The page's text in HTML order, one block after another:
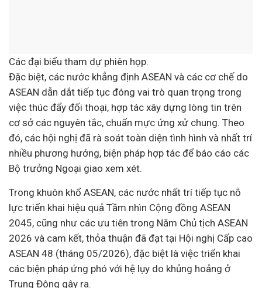
Các đại biểu tham dự phiên họp.
Đặc biệt, các nước khẳng định ASEAN và các cơ chế do
ASEAN dẫn dắt tiếp tục đóng vai trò quan trọng trong
việc thúc đẩy đối thoại, hợp tác xây dựng lòng tin trên
cơ sở các nguyên tắc, chuẩn mực ứng xử chung. Theo
đó, các hội nghị đã rà soát toàn diện tình hình và nhất trí
nhiều phương hướng, biện pháp hợp tác để báo cáo các
Bộ trưởng Ngoại giao xem xét.
Trong khuôn khổ ASEAN, các nước nhất trí tiếp tục nỗ
lực triển khai hiệu quả Tầm nhìn Cộng đồng ASEAN
2045, cũng như các ưu tiên trong Năm Chủ tịch ASEAN
2026 và cam kết, thỏa thuận đã đạt tại Hội nghị Cấp cao
ASEAN 48 (tháng 05/2026), đặc biệt là việc triển khai
các biện pháp ứng phó với hệ lụy do khủng hoảng ở
Trung Đông gây ra.